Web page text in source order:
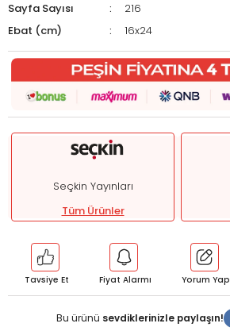
Sayfa Sayısı
216
Ebat (cm)
16x24
Seçkin Yayınları
Tüm Ürünler
Tavsiye Et Fiyat Alarmı Yorum Yap
Bu ürünü sevdiklerinizle paylaşın!